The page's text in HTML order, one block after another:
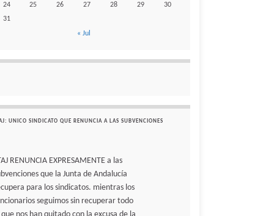
24
25 26 27 28 29
30
31
« Jul
UNICO SINDICATO QUE RENUNCIA A LAS SUBVENCIONES
RENUNCIA EXPRESAMENTE a las
que la Junta de Andalucía
para los sindicatos. mientras los
seguimos sin recuperar todo